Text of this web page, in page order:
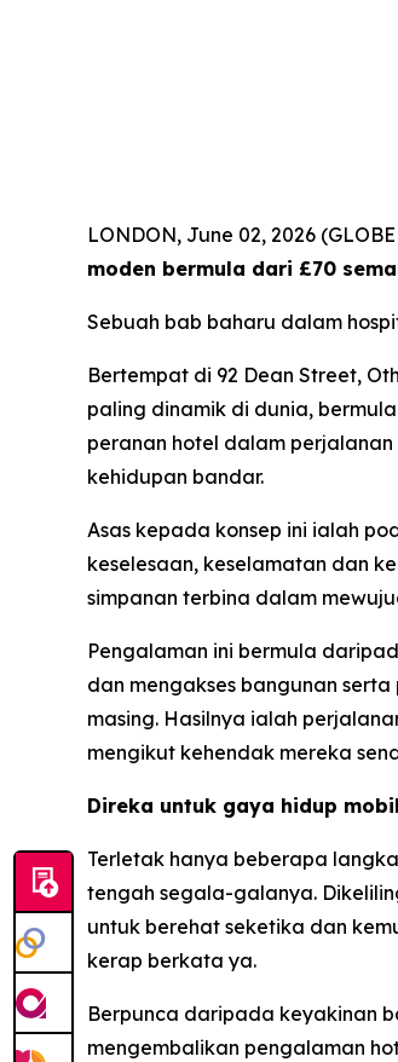
LONDON, June 02, 2026
moden bermula dari £70
Sebuah bab baharu dalam
Bertempat di 92 Dean Street,
paling dinamik di dunia,
peranan hotel dalam
kehidupan bandar.
Asas kepada konsep ini ialah
keselesaan, keselamatan dan
simpanan terbina dalam
Pengalaman ini bermula
dan mengakses bangunan
masing. Hasilnya ialah
mengikut kehendak mereka
Direka untuk gaya hidup
Terletak hanya beberapa
tengah segala-galanya.
untuk berehat seketika dan
kerap berkata ya.
Berpunca daripada keyakinan
mengembalikan pengalaman